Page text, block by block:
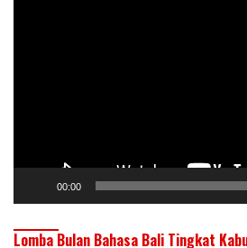
00:00
Lomba Bulan Bahasa Bali Tingkat